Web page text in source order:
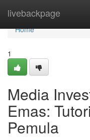
livebackpage
Home
Home
1
Media
Emas:
Pemula